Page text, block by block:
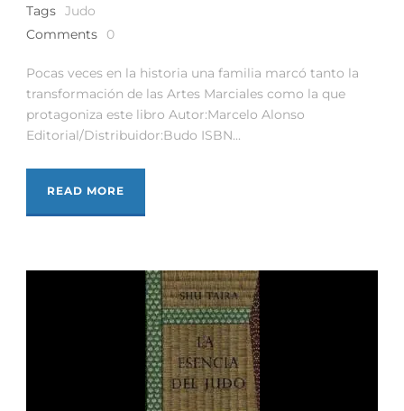
Tags Judo
Comments
0
Pocas veces en la historia una familia marcó tanto la
transformación de las Artes Marciales como la que
protagoniza este libro Autor:Marcelo Alonso
Editorial/Distribuidor:Budo ISBN...
READ MORE